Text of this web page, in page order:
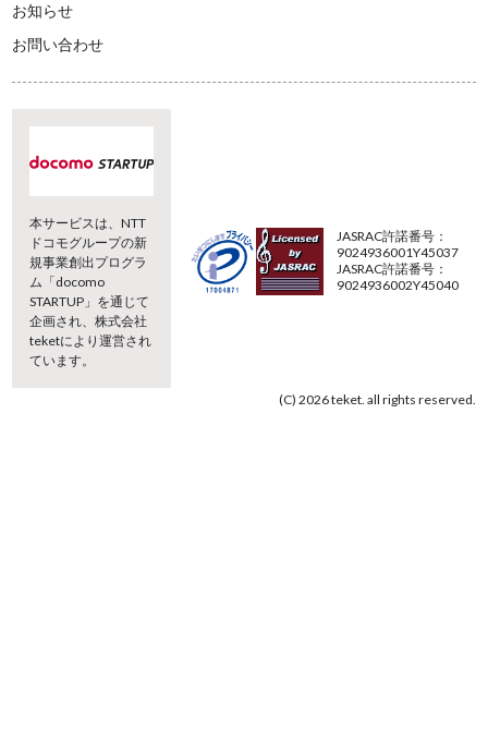
お知らせ
お問い合わせ
本サービスは、NTT
ドコモグループの新
規事業創出プログラ
ム「docomo
STARTUP」を通じて
企画され、株式会社
teketにより運営され
ています。
JASRAC許諾番号：
9024936001Y45037
JASRAC許諾番号：
9024936002Y45040
(C) 2026 teket. all rights reserved.